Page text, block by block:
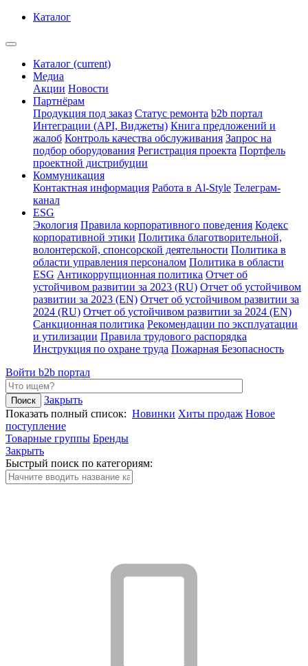
Каталог
Каталог (current)
Медиа
Акции Новости
Партнёрам
Продукция под заказ Статус ремонта b2b портал
Интеграции (API, Виджеты) Книга предложений и
жалоб Контроль качества обслуживания Запрос на
подбор оборудования Регистрация проекта Портфель
проектной дистрибуции
Коммуникация
Контактная информация Работа в Al-Style Телеграм-
канал
ESG
Экология Правила корпоративного поведения Кодекс
корпоративной этики Политика благотворительной,
волонтерской, спонсорской деятельности Политика в
области управления персоналом Политика в области
ESG Антикоррупционная политика Отчет об
устойчивом развитии за 2023 (RU) Отчет об устойчивом
развитии за 2023 (EN) Отчет об устойчивом развитии за
2024 (RU) Отчет об устойчивом развитии за 2024 (EN)
Санкционная политика Рекомендации по эксплуатации
и утилизации Правила трудового распорядка
Инструкция по охране труда Пожарная Безопасность
Войти b2b портал
Закрыть
Показать полный список: Новинки Хиты продаж Новое
поступление
Товарные группы Бренды
Закрыть
Быстрый поиск по категориям: